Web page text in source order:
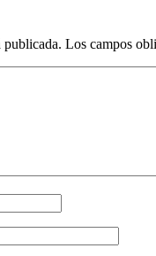
publicada. Los campos